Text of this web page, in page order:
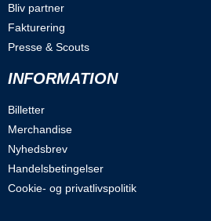
Bliv partner
Fakturering
Presse & Scouts
INFORMATION
Billetter
Merchandise
Nyhedsbrev
Handelsbetingelser
Cookie- og privatlivspolitik